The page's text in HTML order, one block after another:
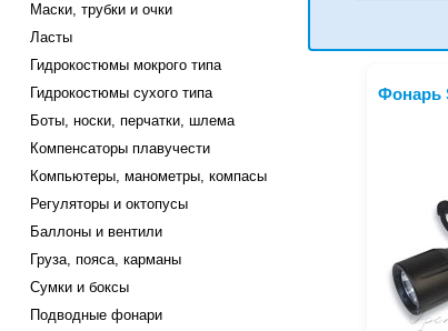
Маски, трубки и очки
Ласты
Гидрокостюмы мокрого типа
Гидрокостюмы сухого типа
Боты, носки, перчатки, шлема
Компенсаторы плавучести
Компьютеры, манометры, компасы
Регуляторы и октопусы
Баллоны и вентили
Груза, пояса, карманы
Сумки и боксы
Подводные фонари
Фонарь